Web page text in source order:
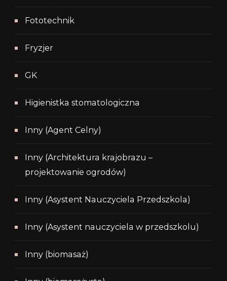
Fototechnik
Fryzjer
GK
Higienistka stomatologiczna
Inny (Agent Celny)
Inny (Architektura krajobrazu –
projektowanie ogrodów)
Inny (Asystent Nauczyciela Przedszkola)
Inny (Asystent nauczyciela w przedszkolu)
Inny (biomasaż)